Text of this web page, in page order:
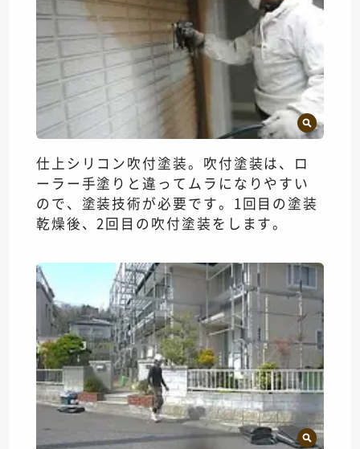
仕上シリコン吹付塗装。吹付塗装は、ロ
ーラー手塗りと違ってムラになりやすい
ので、塗装技術が必要です。1回目の塗装
乾燥後、2回目の吹付塗装をします。